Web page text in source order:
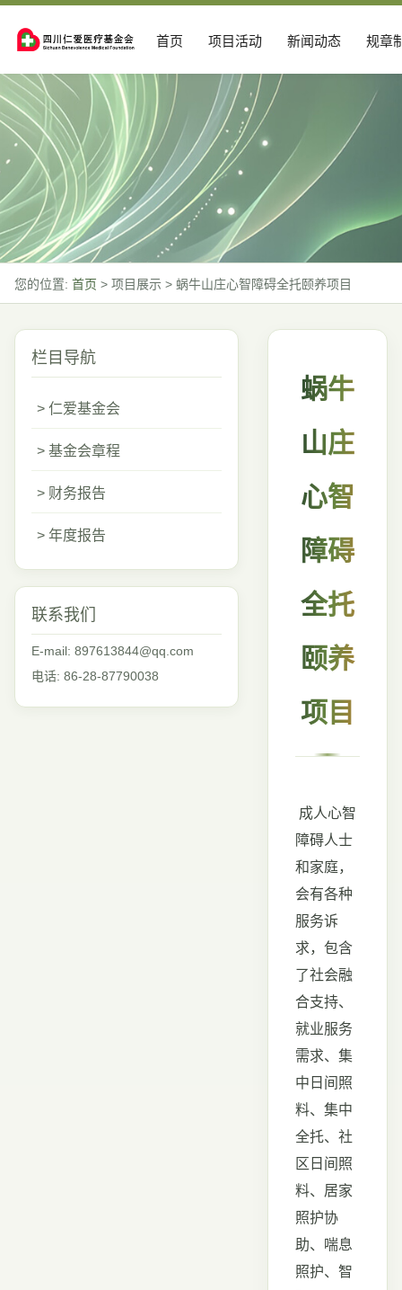
首页 项目活动 新闻动态 规章
您的位置: 首页 > 项目展示 > 蜗牛山庄心智障碍全托颐养项目
栏目导航
> 仁爱基金会
> 基金会章程
> 财务报告
> 年度报告
联系我们
E-mail: 897613844@qq.com
电话: 86-28-87790038
蜗牛
山庄
心智
障碍
全托
颐养
项目
成人心智
障碍人士
和家庭，
会有各种
服务诉
求，包含
了社会融
合支持、
就业服务
需求、集
中日间照
料、集中
全托、社
区日间照
料、居家
照护协
助、喘息
照护、智